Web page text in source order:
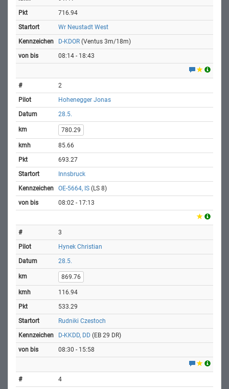
716.94
Wr Neustadt West
D-KDOR (Ventus 3m/18m)
08:14 - 18:43
2
Hohenegger Jonas
28.5.
780.29
85.66
693.27
Innsbruck
OE-5664, IS (LS 8)
08:02 - 17:13
3
Hynek Christian
28.5.
869.76
116.94
533.29
Rudniki Czestoch
D-KKDD, DD (EB 29 DR)
08:30 - 15:58
4